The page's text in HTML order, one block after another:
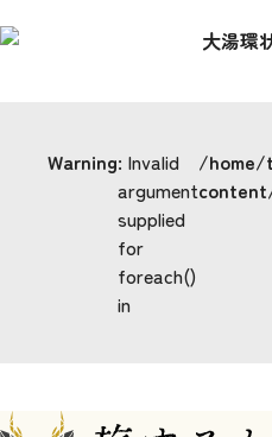
Warning: Invalid
argument
supplied
for
foreach()
in
/home/